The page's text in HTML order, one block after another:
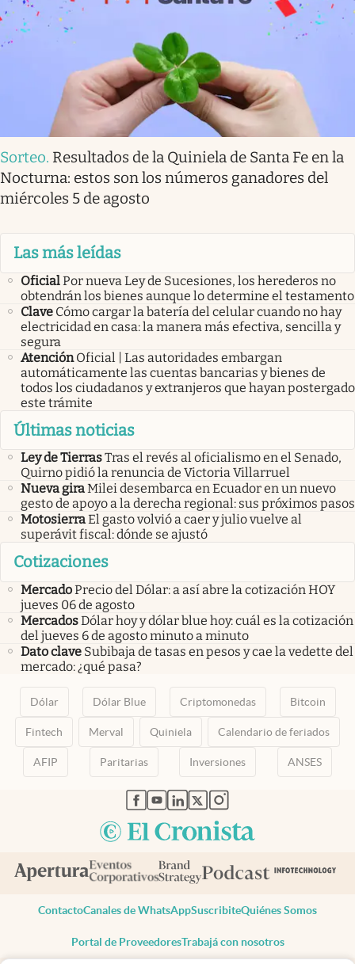
Sorteo. Resultados de la Quiniela de Santa Fe en la
Nocturna: estos son los números ganadores del
miércoles 5 de agosto
Las más leídas
OficialPor nueva Ley de Sucesiones, los herederos no
obtendrán los bienes aunque lo determine el testamento
Clave Cómo cargar la batería del celular cuando no hay
electricidad en casa: la manera más efectiva, sencilla y
segura
Atención Oficial | Las autoridades embargan
automáticamente las cuentas bancarias y bienes de
todos los ciudadanos y extranjeros que hayan postergado
este trámite
Últimas noticias
Ley de TierrasTras el revés al oficialismo en el Senado,
Quirno pidió la renuncia de Victoria Villarruel
Nueva giraMilei desembarca en Ecuador en un nuevo
gesto de apoyo a la derecha regional: sus próximos pasos
MotosierraEl gasto volvió a caer y julio vuelve al
superávit fiscal: dónde se ajustó
Cotizaciones
MercadoPrecio del Dólar: a así abre la cotización HOY
jueves 06 de agosto
MercadosDólar hoy y dólar blue hoy: cuál es la cotización
del jueves 6 de agosto minuto a minuto
Dato clave Subibaja de tasas en pesos y cae la vedette del
mercado: ¿qué pasa?
Dólar Dólar Blue Criptomonedas Bitcoin
Fintech Merval Quiniela Calendario de feriados
AFIP Paritarias Inversiones ANSES
abre en nueva pestaña
abre en nueva pestaña
abre en nueva pestaña
abre en nueva pestaña
abre en nueva pestaña
ContactoCanales de WhatsAppSuscribiteQuiénes Somos
Portal de ProveedoresTrabajá con nosotros